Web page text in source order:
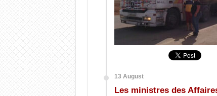
13 August
Les ministres des